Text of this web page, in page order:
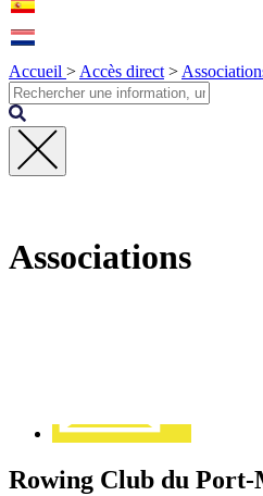
Accueil > Accès direct >
Fermer
Associations
Rowing Club du